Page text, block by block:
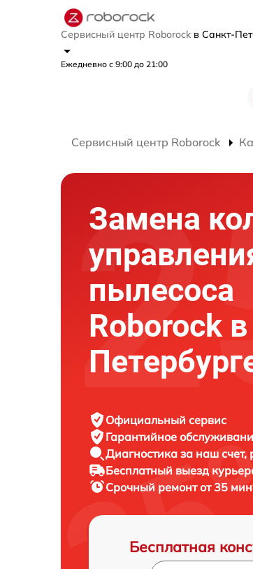
Сервисный центр Roborock в Санкт-
Ежедневно с 9:00 до 21:00
Сервисный центр Roborock
Замена
пылесоса
Roborock
Официальный сервис
Гарантийное
Диагностика за наш счет,
Бесплатный выезд
Срочный ремонтот 35
Бесплатная